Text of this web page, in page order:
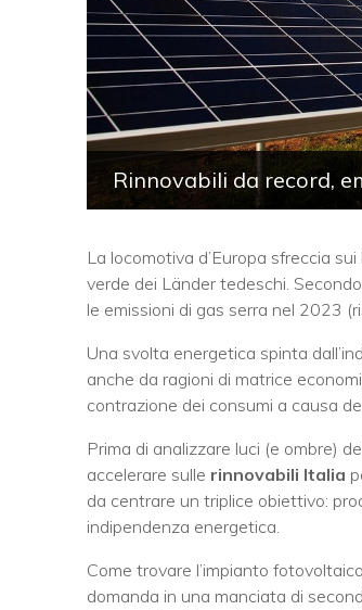
Rinnovabili da record,
La locomotiva d’Europa sfreccia
verde dei Länder tedeschi.
le emissioni di gas serra nel 2023
Una svolta energetica spinta
anche da ragioni di matrice
contrazione dei consumi a causa
Prima di analizzare luci (e ombre)
accelerare sulle rinnovabili Italia
da centrare un triplice obiettivo:
indipendenza energetica.
Come trovare l’impianto
domanda in una manciata di